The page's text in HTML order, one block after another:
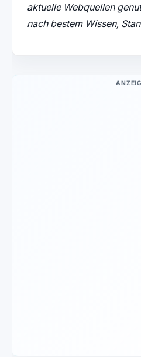
aktuelle Webquellen
nach bestem Wissen,